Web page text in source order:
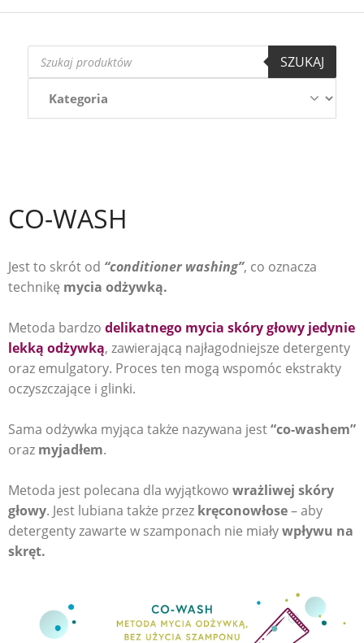
Wyszukiwarka
produktów
SZUKAJ
CO-WASH
Jest to skrót od “conditioner washing”, co oznacza
technikę mycia odżywką.
Metoda bardzo delikatnego mycia skóry głowy jedynie
lekką odżywką, zawierającą najłagodniejsze detergenty
oraz emulgatory. Proces ten mogą wspomóc ekstrakty
oczyszczające i glinki.
Sama odżywka myjąca także nazywana jest“co-washem”
oraz myjadłem.
Metoda jest polecana dla wyjątkowo wrażliwej skóry
głowy. Jest lubiana także przez kręconowłose– aby
detergenty zawarte w szamponach nie miaływpływu na
skręt.